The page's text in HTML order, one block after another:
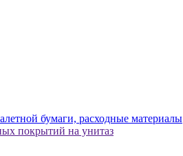
бумаги, расходные материалы
покрытий на унитаз